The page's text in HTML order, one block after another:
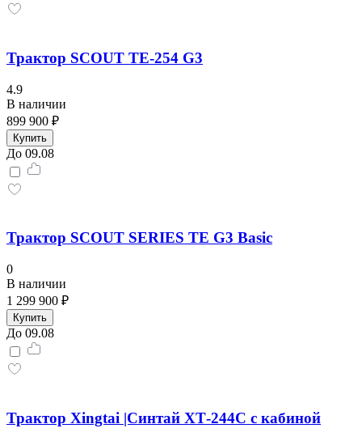
Трактор SCOUT TE-254 G3
4.9
В наличии
899 900 ₽
Купить
До 09.08
Трактор SCOUT SERIES TE G3 Basic
0
В наличии
1 299 900 ₽
Купить
До 09.08
Трактор Xingtai |Синтай ХТ-244С с кабиной